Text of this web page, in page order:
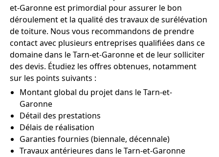
et-Garonne est primordial pour assurer le bon
déroulement et la qualité des travaux de surélévation
de toiture. Nous vous recommandons de prendre
contact avec plusieurs entreprises qualifiées dans ce
domaine dans le Tarn-et-Garonne et de leur solliciter
des devis. Étudiez les offres obtenues, notamment
sur les points suivants :
Montant global du projet dans le Tarn-et-
Garonne
Détail des prestations
Délais de réalisation
Garanties fournies (biennale, décennale)
Travaux antérieures dans le Tarn-et-Garonne